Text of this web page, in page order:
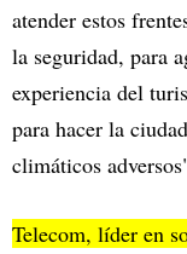
atender estos
la seguridad, para
experiencia del
para hacer la
climáticos
Telecom, líder en